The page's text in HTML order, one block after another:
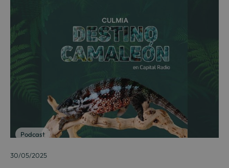
Podcast
30/05/2025